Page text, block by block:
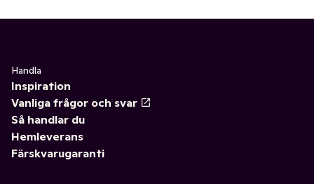
Handla
Inspiration
Vanliga frågor och svar
Så handlar du
Hemleverans
Färskvarugaranti